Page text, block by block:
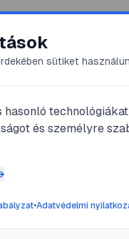
@
Foltos
sütiket
és személyre
•Adatvédelmi